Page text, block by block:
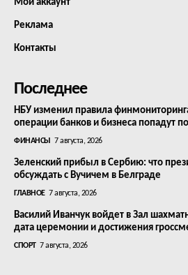
Мой аккаунт
Реклама
Контакты
Последнее
НБУ изменил правила
операции банков и бизнеса попадут
ФИНАНСЫ 7 августа, 2026
Зеленский прибыл в Сербию: что
обсуждать с Вучичем в Белграде
ГЛАВНОЕ 7 августа, 2026
Василий Иванчук войдет в Зал
дата церемонии и достижения
СПОРТ 7 августа, 2026